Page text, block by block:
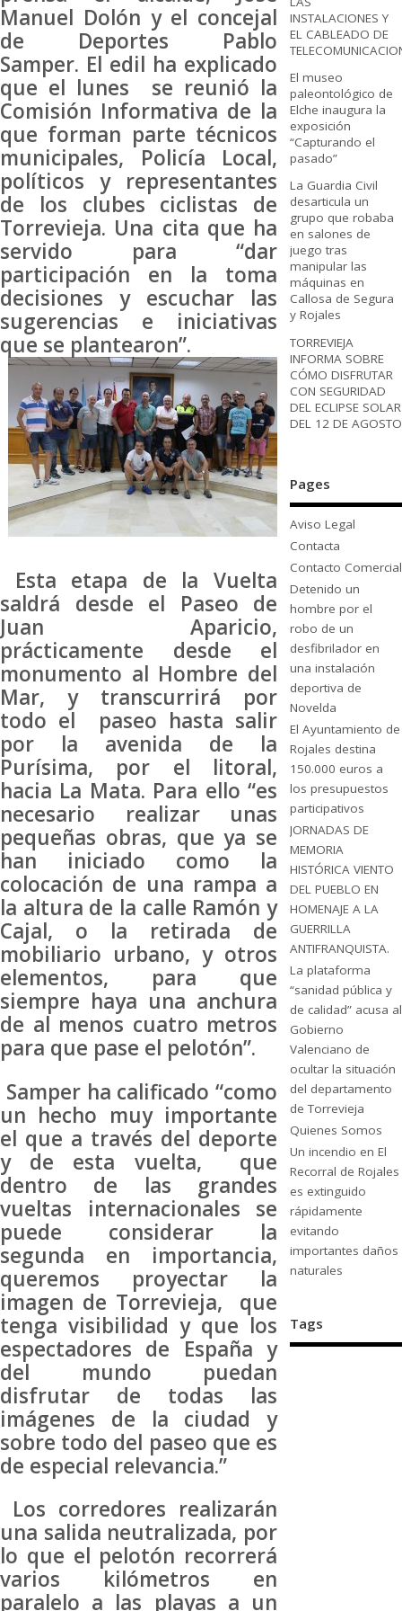
Manuel Dolón y el concejal
de Deportes Pablo
Samper. El edil ha explicado
que el lunes se reunió la
Comisión Informativa de la
que forman parte técnicos
municipales, Policía Local,
políticos y representantes
de los clubes ciclistas de
Torrevieja. Una cita que ha
servido para “dar
participación en la toma
decisiones y escuchar las
sugerencias e iniciativas
que se plantearon”.
Esta etapa de la Vuelta
saldrá desde el Paseo de
Juan Aparicio,
prácticamente desde el
monumento al Hombre del
Mar, y transcurrirá por
todo el paseo hasta salir
por la avenida de la
Purísima, por el litoral,
hacia La Mata. Para ello “es
necesario realizar unas
pequeñas obras, que ya se
han iniciado como la
colocación de una rampa a
la altura de la calle Ramón y
Cajal, o la retirada de
mobiliario urbano, y otros
elementos, para que
siempre haya una anchura
de al menos cuatro metros
para que pase el pelotón”.
Samper ha calificado “como
un hecho muy importante
el que a través del deporte
y de esta vuelta, que
dentro de las grandes
vueltas internacionales se
puede considerar la
segunda en importancia,
queremos proyectar la
imagen de Torrevieja, que
tenga visibilidad y que los
espectadores de España y
del mundo puedan
disfrutar de todas las
imágenes de la ciudad y
sobre todo del paseo que es
de especial relevancia.”
Los corredores realizarán
una salida neutralizada, por
lo que el pelotón recorrerá
varios kilómetros en
paralelo a las playas a un
INSTALACIONES Y
EL CABLEADO DE
El museo
paleontológico de
Elche inaugura la
exposición
“Capturando el
pasado”
La Guardia Civil
desarticula un
grupo que robaba
en salones de
juego tras
manipular las
máquinas en
Callosa de Segura
y Rojales
TORREVIEJA
INFORMA SOBRE
CÓMO DISFRUTAR
CON SEGURIDAD
DEL ECLIPSE SOLAR
DEL 12 DE AGOSTO
Pages
Aviso Legal
Contacta
Contacto Comercial
Detenido un
hombre por el
robo de un
desfibrilador en
una instalación
deportiva de
Novelda
El Ayuntamiento de
Rojales destina
150.000 euros a
los presupuestos
participativos
JORNADAS DE
MEMORIA
HISTÓRICA VIENTO
DEL PUEBLO EN
HOMENAJE A LA
GUERRILLA
ANTIFRANQUISTA.
La plataforma
“sanidad pública y
de calidad” acusa al
Gobierno
Valenciano de
ocultar la situación
del departamento
de Torrevieja
Quienes Somos
Un incendio en El
Recorral de Rojales
es extinguido
rápidamente
evitando
importantes daños
naturales
Tags